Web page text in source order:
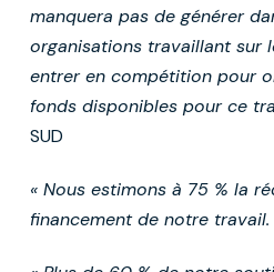
manquera pas de générer
organisations travaillant sur
entrer en compétition pour
fonds disponibles pour ce
SUD
« Nous estimons à 75 % la
financement de notre travail.